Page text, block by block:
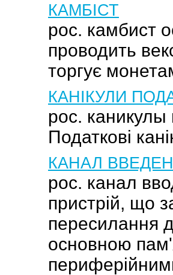
КАМБІСТ
рос. камбист
проводить
торгує
КАНІКУЛИ
рос.
Податкові
КАНАЛ
рос. канал
пристрій, що
пересилання
основною